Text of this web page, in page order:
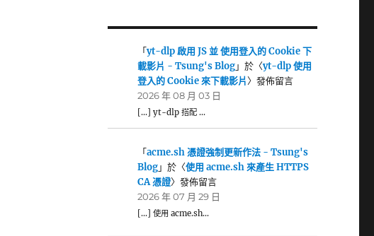
「yt-dlp 啟用 JS 並 使用登入的 Cookie 下
載影片 - Tsung's Blog」於〈yt-dlp 使用
登入的 Cookie 來下載影片〉發佈留言
2026 年 08 月 03 日
[…] yt-dlp 搭配 …
「acme.sh 憑證強制更新作法 - Tsung's
Blog」於〈使用 acme.sh 來產生 HTTPS
CA 憑證〉發佈留言
2026 年 07 月 29 日
[…] 使用 acme.sh…